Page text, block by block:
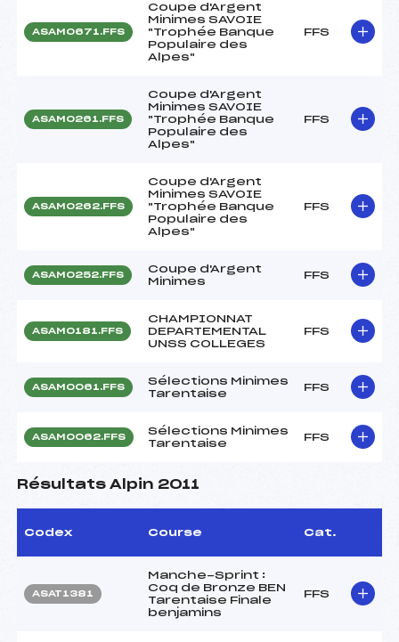
ASAM0671.FFS
Coupe d'Argent
Minimes SAVOIE
"Trophée Banque
Populaire des
Alpes"
FFS
ASAM0261.FFS
Coupe d'Argent
Minimes SAVOIE
"Trophée Banque
Populaire des
Alpes"
FFS
ASAM0262.FFS
Coupe d'Argent
Minimes SAVOIE
"Trophée Banque
Populaire des
Alpes"
FFS
ASAM0252.FFS
Coupe d'Argent
Minimes
FFS
ASAM0181.FFS
CHAMPIONNAT
DEPARTEMENTAL
UNSS COLLEGES
FFS
ASAM0061.FFS
Sélections Minimes
Tarentaise
FFS
ASAM0062.FFS
Sélections Minimes
Tarentaise
FFS
Résultats Alpin 2011
Codex Course Cat.
ASAT1381
Manche-Sprint :
Coq de Bronze BEN
Tarentaise Finale
benjamins
FFS